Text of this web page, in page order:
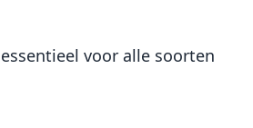
voor alle soorten